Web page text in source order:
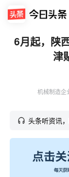
6月起，陕
津
头条听资讯